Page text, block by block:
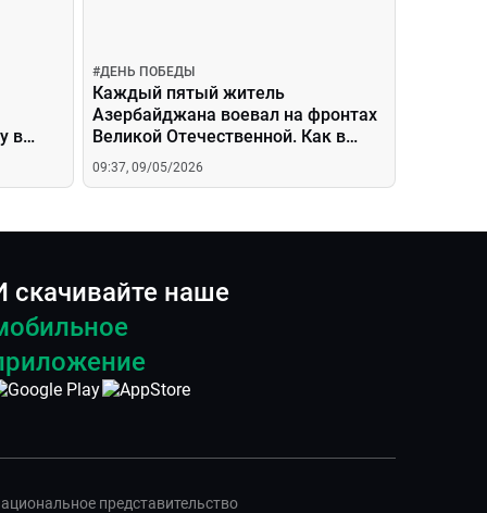
в
#ДЕНЬ ПОБЕДЫ
Каждый пятый житель
Азербайджана воевал на фронтах
Великой Отечественной. Как в
Баку чтят память героев?
09:37, 09/05/2026
скачивайте наше
представительство